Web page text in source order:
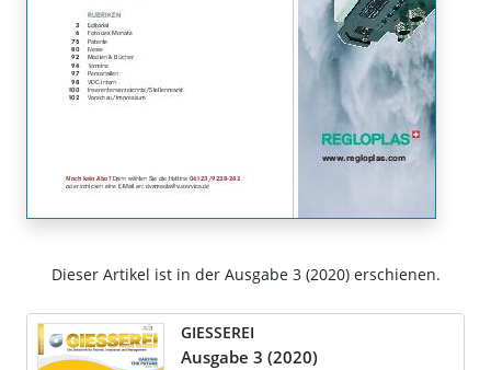
Dieser Artikel ist in der Ausgabe 3 (2020) erschienen.
GIESSEREI
Ausgabe 3 (2020)